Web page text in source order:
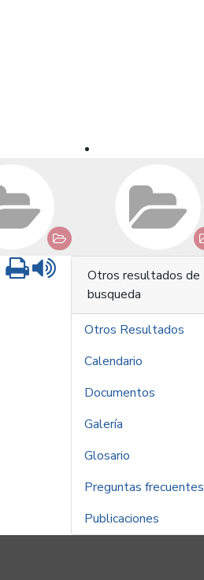
siguiente
Imprimir
Otros resultados de
busqueda
Otros Resultados
Calendario
Documentos
Galería
Glosario
Preguntas frecuentes
Publicaciones